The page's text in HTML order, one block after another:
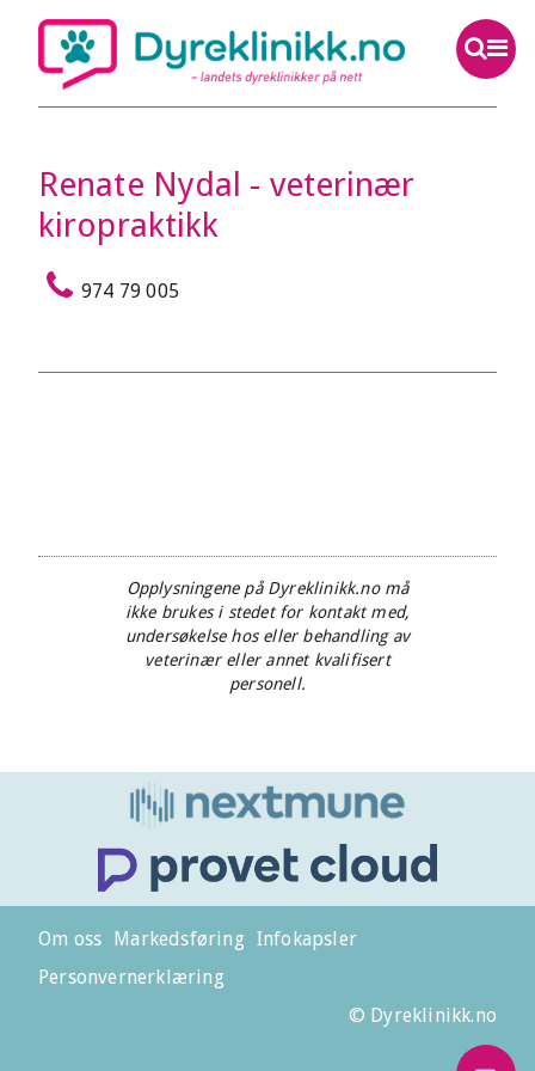
Renate Nydal - veterinær
kiropraktikk
974 79 005
Opplysningene på Dyreklinikk.no må
ikke brukes i stedet for kontakt med,
undersøkelse hos eller behandling av
veterinær eller annet kvalifisert
personell.
Om oss Markedsføring Infokapsler
Personvernerklæring
© Dyreklinikk.no